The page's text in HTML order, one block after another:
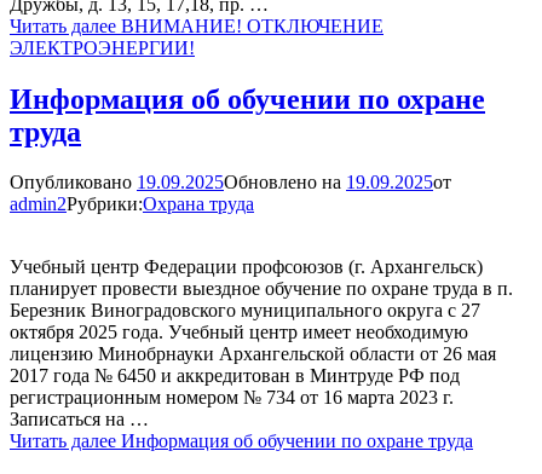
Читать далее ВНИМАНИЕ! ОТКЛЮЧЕНИЕ
ЭЛЕКТРОЭНЕРГИИ!
Информация об обучении по охране
труда
Опубликовано 19.09.2025Обновлено на 19.09.2025от
admin2Рубрики:Охрана труда
Учебный центр Федерации профсоюзов (г. Архангельск)
планирует провести выездное обучение по охране труда в п.
Березник Виноградовского муниципального округа с 27
октября 2025 года. Учебный центр имеет необходимую
лицензию Минобрнауки Архангельской области от 26 мая
2017 года № 6450 и аккредитован в Минтруде РФ под
регистрационным номером № 734 от 16 марта 2023 г.
Записаться на …
Читать далее Информация об обучении по охране труда